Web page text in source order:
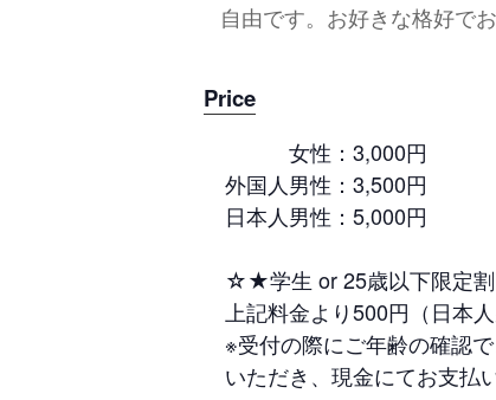
自由です。お好きな格好で
Price
女性：3,000円
外国人男性：3,500円
日本人男性：5,000円
☆★学生 or 25歳以下限定
上記料金より500円（日本
※受付の際にご年齢の確認
いただき、現金にてお支払